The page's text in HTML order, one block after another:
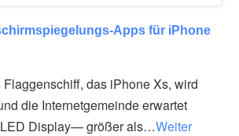
Apps für iPhone
Flaggenschiff, das iPhone Xs, wird
die Internetgemeinde erwartet
Display— größer als…Weiter